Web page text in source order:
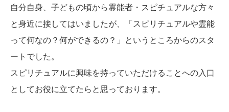
自分自身、子どもの頃から霊能者・スピチュアルな方々
と身近に接してはいましたが、「スピリチュアルや霊能
って何なの？何ができるの？」というところからのスタ
ートでした。
スピリチュアルに興味を持っていただけることへの入口
としてお役に立てたらと思っております。